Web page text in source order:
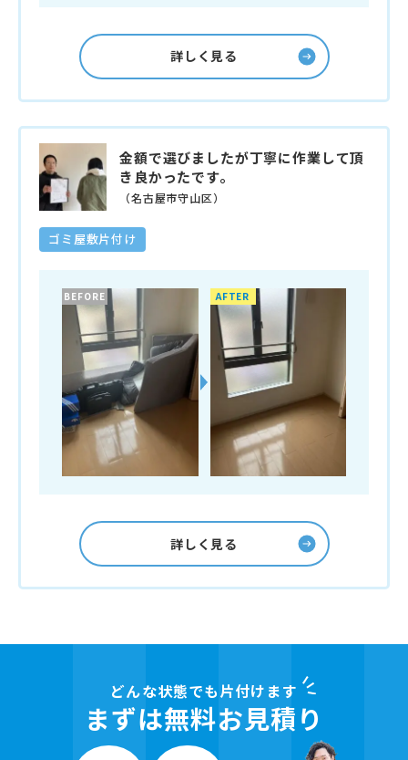
詳しく見る
金額で選びましたが丁寧に作業して頂
き良かったです。
（名古屋市守山区）
ゴミ屋敷片付け
BEFORE AFTER
詳しく見る
どんな状態でも片付けます
まずは無料お見積り